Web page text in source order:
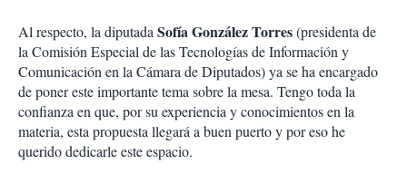
Al respecto, la diputada Sofía González Torres(presidenta de
la Comisión Especial de las Tecnologías de Información y
Comunicación en la Cámara de Diputados) ya se ha encargado
de poner este importante tema sobre la mesa. Tengo toda la
confianza en que, por su experiencia y conocimientos en la
materia, esta propuesta llegará a buen puerto y por eso he
querido dedicarle este espacio.